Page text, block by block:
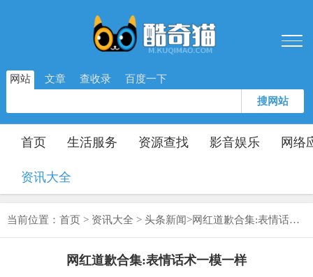
网站 文章 查收录 百度一下
搜网站
首页 生活服务 资源查找 影音娱乐 网络
资讯大全
当前位置： 首页 > 资讯大全 > 头条新闻>网红道歉合集:表情话术一模一样
网红道歉合集:表情话术一模一样